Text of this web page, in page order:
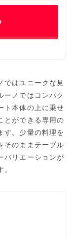
ではユニークな見
ーノではコンパク
ト本体の上に乗せ
とができる専用の
す。少量の料理を
そのままテーブル
バリエーションが